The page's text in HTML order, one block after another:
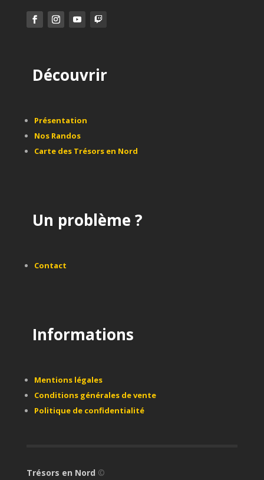
Découvrir
Présentation
Nos Randos
Carte des Trésors en Nord
Un problème ?
Contact
Informations
Mentions légales
Conditions générales de vente
Politique de confidentialité
Trésors en Nord ©